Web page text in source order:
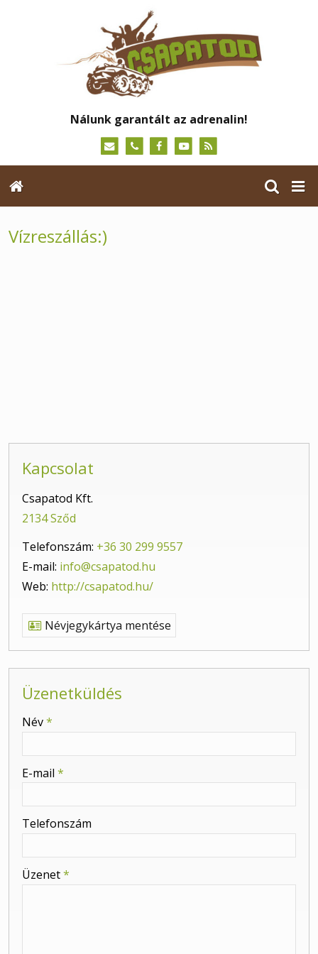
Nálunk garantált az adrenalin!
Vízreszállás:)
Kapcsolat
Csapatod Kft.
2134 Sződ
Telefonszám: +36 30 299 9557
E-mail: info@csapatod.hu
Web: http://csapatod.hu/
Névjegykártya mentése
Üzenetküldés
-
-
Név*
E-mail *
Telefonszám
Üzenet*